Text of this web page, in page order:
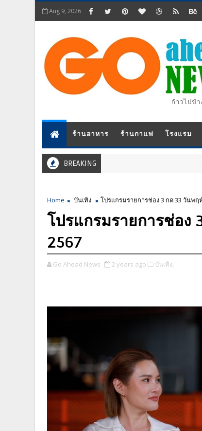
Aug 9, 2026
ก้าวไปข้า
ร้านอาหาร ร้านกาแฟ โรงแรม
BREAKING
Home บันเทิง โปรแกรมรายการช่อง 3 กด 33 วันพ
โปรแกรมรายการช่อง
2567
Go Ahead News 2 years ago บันเทิง,